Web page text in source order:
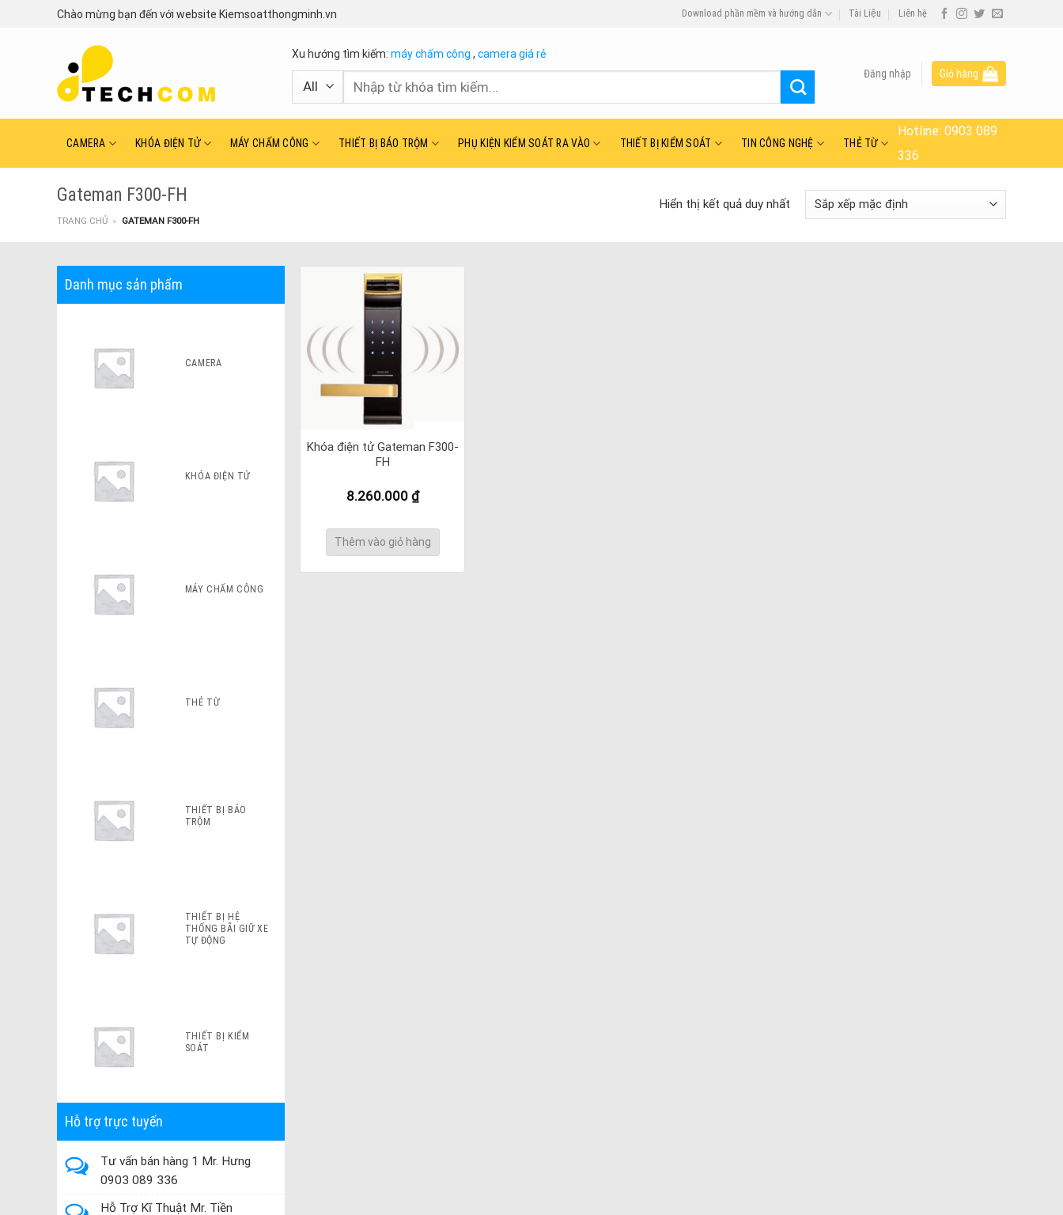
Chào mừng bạn đến với website Kiemsoatthongminh.vn Download phần mềm và hướng dẫn Tài Liệu Liên hệ
Xu hướng tìm kiếm: máy chấm công , camera giá rẻ
Tìm
Đăng nhập Giỏ hàng
CAMERA KHÓA ĐIỆN TỬ MÁY CHẤM CÔNG THIẾT BỊ BÁO TRỘM PHỤ KIỆN KIỂM SOÁT RA VÀO THIẾT BỊ KIỂM SOÁT TIN CÔNG NGHỆ THẺ TỪ
Hotline:0903 089
336
Gateman F300-FH
TRANG CHỦ » GATEMAN F300-FH
Hiển thị kết quả duy nhất
Danh mục sản phẩm
CAMERA
KHÓA ĐIỆN TỬ
MÁY CHẤM CÔNG
THẺ TỪ
THIẾT BỊ BÁO
TRỘM
THIẾT BỊ HỆ
THỐNG BÃI GIỮ XE
TỰ ĐỘNG
THIẾT BỊ KIỂM
SOÁT
Hỗ trợ trực tuyến
Tư vấn bán hàng 1 Mr. Hưng
0903 089 336
Hỗ Trợ Kĩ Thuật Mr. Tiền
Khóa điện tử Gateman F300-
FH
8.260.000 ₫
Thêm vào giỏ hàng